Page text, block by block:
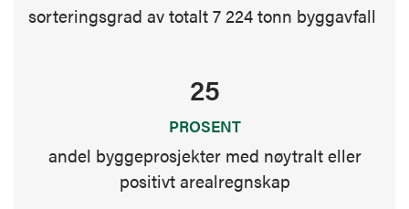
sorteringsgrad av totalt 7 224 tonn byggavfall
25
PROSENT
andel byggeprosjekter med nøytralt eller
positivt arealregnskap